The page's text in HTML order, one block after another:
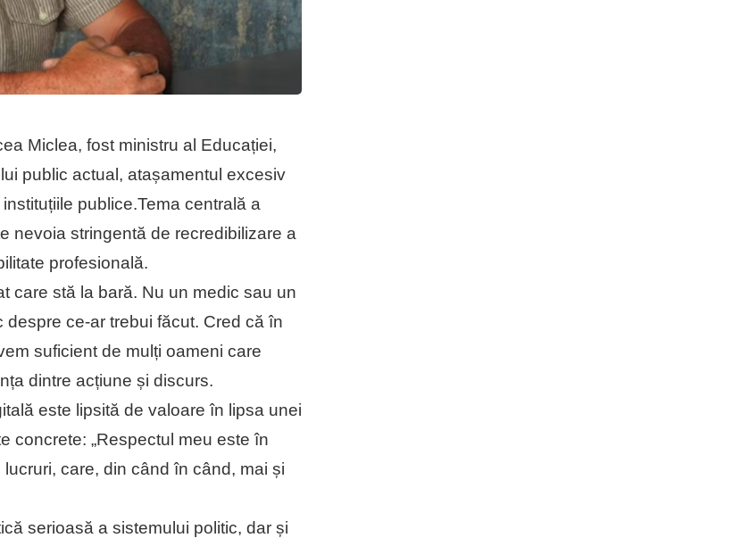
Miclea, fost ministru al Educației,
public actual, atașamentul excesiv
publice.Tema centrală a
nevoia stringentă de recredibilizare a
profesională.
care stă la bară. Nu un medic sau un
ce-ar trebui făcut. Cred că în
suficient de mulți oameni care
dintre acțiune și discurs.
este lipsită de valoare în lipsa unei
concrete: „Respectul meu este în
care, din când în când, mai și
serioasă a sistemului politic, dar și